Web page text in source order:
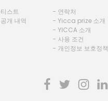
스트
개 내역
- 연락처
- Yicca prize 소개
- YICCA 소개
- 사용 조건
- 개인정보 보호정책